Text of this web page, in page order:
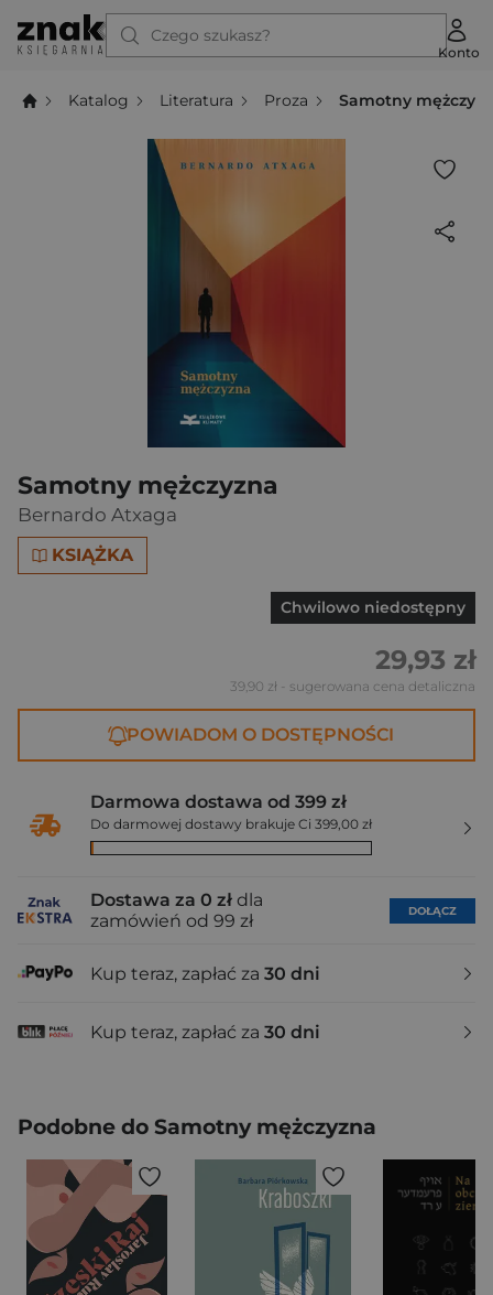
Czego szukasz?
Konto
Katalog Literatura Proza Samotny
Samotny mężczyzna
Bernardo Atxaga
KSIĄŻKA
Chwilowo niedostępny
29,93 zł
39,90 zł - sugerowana cena detaliczna
POWIADOM O DOSTĘPNOŚCI
Darmowa dostawa od 399 zł
Do darmowej dostawy brakuje Ci 399,00 zł
Dostawa za 0 zł dla
zamówień od 99 zł
DOŁĄCZ
Kup teraz, zapłać za 30 dni
Kup teraz, zapłać za 30 dni
Podobne do Samotny mężczyzna